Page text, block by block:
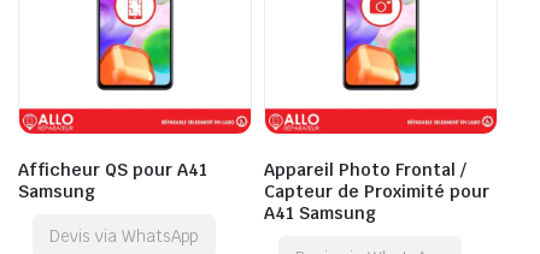
Afficheur QS pour A41
Samsung
Devis via WhatsApp
Appareil Photo Frontal /
Capteur de Proximité pour
A41 Samsung